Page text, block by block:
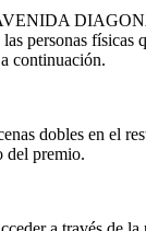
físicas
continuación.
dobles en el
del premio.